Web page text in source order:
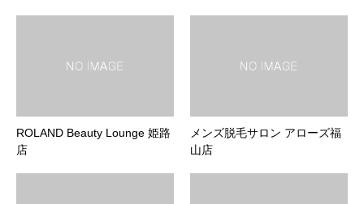
ROLAND Beauty Lounge 姫路
店
メンズ脱毛サロン アローズ福
山店